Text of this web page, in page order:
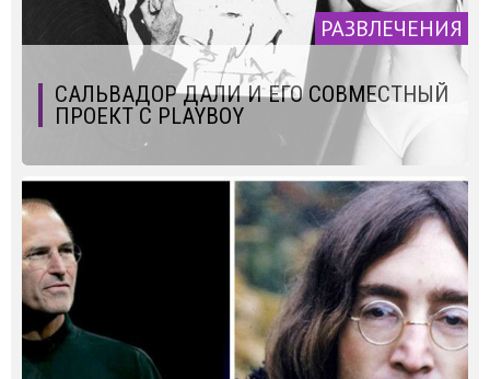
РАЗВЛЕЧЕНИЯ
САЛЬВАДОР ДАЛИ И ЕГО СОВМЕСТНЫЙ
ПРОЕКТ С PLAYBOY